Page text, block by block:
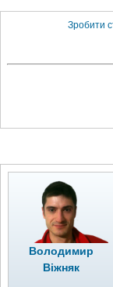
Зробити
Володимир
Віжняк